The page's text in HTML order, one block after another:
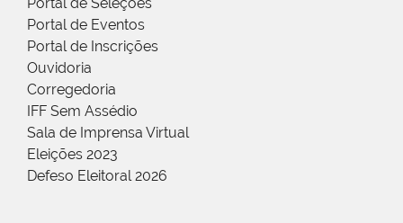
Portal de Eventos
Portal de Inscrições
Ouvidoria
Corregedoria
IFF Sem Assédio
Sala de Imprensa Virtual
Eleições 2023
Defeso Eleitoral 2026